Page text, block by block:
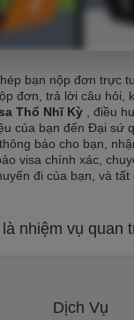
bạn nộp đơn trực
đơn, trả lời câu hỏi,
Thổ Nhĩ Kỳ
, điều
của bạn đến Đại sứ
báo cho bạn,
visa chính xác,
đi của bạn, và tất
nhiệm vụ quan
Dịch Vụ